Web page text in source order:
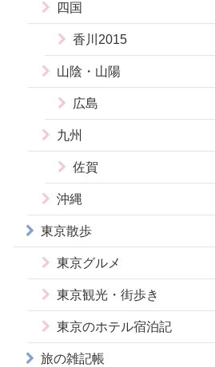
四国
香川2015
山陰・山陽
広島
九州
佐賀
沖縄
東京散歩
東京グルメ
東京観光・街歩き
東京のホテル宿泊記
旅の雑記帳